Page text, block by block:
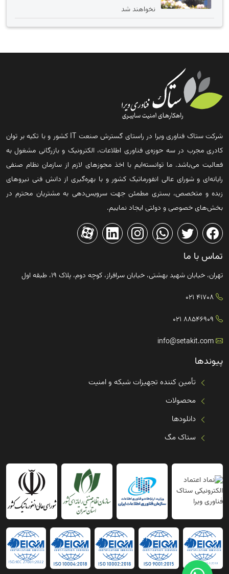
نخواهند شد
شرکت ستاک فناوری ویرا در راستای گسترش صنعت IT کشور و با تکیه بر توان
کادری مجرب در سه حوزه‌ی فناوری اطلاعات، الکترونیک و بازرگانی مشغول به
فعالیت می‌باشد. ما توانسته‌ایم با اخذ مجوزهای لازم از سازمان نظام صنفی
رایانه‌ای و شورای عالی انفورماتیک کشور و با بهره‌گیری از دانش فنی نیروهای
زبده و متخصص، بستری مطمئن جهت سرویس‌دهی به مشتریان محترم در
بخش‌های خصوصی و دولتی ایجاد نماییم.
تماس با ما
تهران، خیابان شهید بهشتی، خیابان سرافراز، کوچه دوم، پلاک ۱۹، طبقه اول
41708 021
88546909 021
info@setakit.com
پیوندها
تأمین کننده تجهیزات شبکه و امنیت
محصولات
دانلودها
ستاک مگ